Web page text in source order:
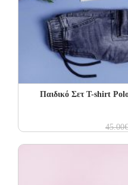
Παιδικό Σετ Τ-shirt
45.00€